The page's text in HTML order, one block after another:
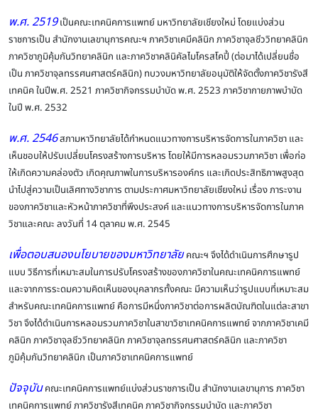
พ.ศ. 2519เป็นคณะเทคนิคการแพทย์ มหาวิทยาลัยเชียงใหม่ โดยแบ่งส่วน
ราชการเป็น สำนักงานเลขานุการคณะฯ ภาควิชาเคมีคลินิก ภาควิชาจุลชีววิทยาคลินิก
ภาควิชาภูมิคุ้มกันวิทยาคลินิก และภาควิชาคลินิคัลไมโครสโคปี้ (ต่อมาได้เปลี่ยนชื่อ
เป็น ภาควิชาจุลทรรศนศาสตร์คลินิก) ทบวงมหาวิทยาลัยอนุมัติให้จัดตั้งภาควิชารังสี
เทคนิค ในปีพ.ศ. 2521 ภาควิชากิจกรรมบำบัด พ.ศ. 2523 ภาควิชากายภาพบำบัด
ในปี พ.ศ. 2532
พ.ศ. 2546สภามหาวิทยาลัยได้กำหนดแนวทางการบริหารจัดการในภาควิชา และ
เห็นชอบให้ปรับเปลี่ยนโครงสร้างการบริหาร โดยให้มีการหลอมรวมภาควิชา เพื่อก่อ
ให้เกิดความคล่องตัว เกิดคุณภาพในการบริหารองค์กร และเกิดประสิทธิภาพสูงสุด
นำไปสู่ความเป็นเลิศทางวิชาการ ตามประกาศมหาวิทยาลัยเชียงใหม่ เรื่อง ภาระงาน
ของภาควิชาและหัวหน้าภาควิชาที่พึงประสงค์ และแนวทางการบริหารจัดการในภาค
วิชาและคณะ ลงวันที่ 14 ตุลาคม พ.ศ. 2545
เพื่อตอบสนองนโยบายของมหาวิทยาลัย คณะฯ จึงได้ดำเนินการศึกษารูป
แบบ วิธีการที่เหมาะสมในการปรับโครงสร้างของภาควิชาในคณะเทคนิคการแพทย์
และจากการระดมความคิดเห็นของบุคลากรทั้งคณะ มีความเห็นว่ารูปแบบที่เหมาะสม
สำหรับคณะเทคนิคการแพทย์ คือการมีหนึ่งภาควิชาต่อการผลิตบัณฑิตในแต่ละสาขา
วิชา จึงได้ดำเนินการหลอมรวมภาควิชาในสาขาวิชาเทคนิคการแพทย์ จากภาควิชาเคมี
คลินิก ภาควิชาจุลชีววิทยาคลินิก ภาควิชาจุลทรรศนศาสตร์คลินิก และภาควิชา
ภูมิคุ้มกันวิทยาคลินิก เป็นภาควิชาเทคนิคการแพทย์
ปัจจุบันคณะเทคนิคการแพทย์แบ่งส่วนราชการเป็น สำนักงานเลขานุการ ภาควิชา
เทคนิคการแพทย์ ภาควิชารังสีเทคนิค ภาควิชากิจกรรมบำบัด และภาควิชา